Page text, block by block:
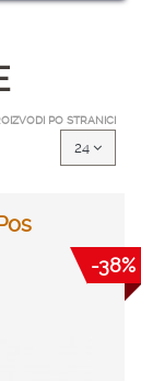
PO STRANICI
24
-38%